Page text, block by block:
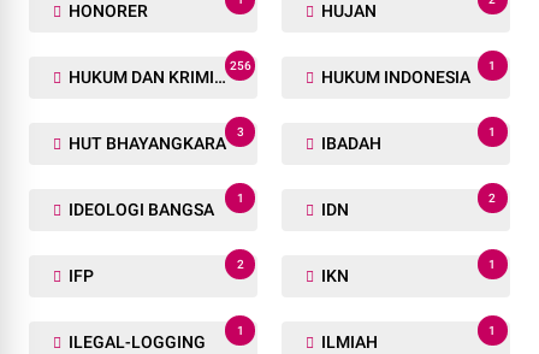
HONORER HUJAN
HUKUM DAN KRIMINAL
256
HUKUM INDONESIA
1
HUT BHAYANGKARA
3
IBADAH
1
IDEOLOGI BANGSA
1
IDN
2
IFP
2
IKN
1
ILEGAL-LOGGING
1
ILMIAH
1